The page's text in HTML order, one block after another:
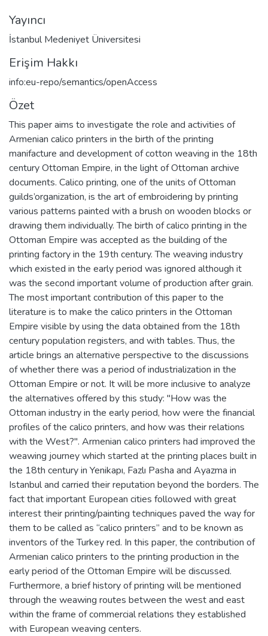
Yayıncı
İstanbul Medeniyet Üniversitesi
Erişim Hakkı
info:eu-repo/semantics/openAccess
Özet
This paper aims to investigate the role and activities of
Armenian calico printers in the birth of the printing
manifacture and development of cotton weaving in the 18th
century Ottoman Empire, in the light of Ottoman archive
documents. Calico printing, one of the units of Ottoman
guilds’organization, is the art of embroidering by printing
various patterns painted with a brush on wooden blocks or
drawing them individually. The birth of calico printing in the
Ottoman Empire was accepted as the building of the
printing factory in the 19th century. The weaving industry
which existed in the early period was ignored although it
was the second important volume of production after grain.
The most important contribution of this paper to the
literature is to make the calico printers in the Ottoman
Empire visible by using the data obtained from the 18th
century population registers, and with tables. Thus, the
article brings an alternative perspective to the discussions
of whether there was a period of industrialization in the
Ottoman Empire or not. It will be more inclusive to analyze
the alternatives offered by this study: "How was the
Ottoman industry in the early period, how were the financial
profiles of the calico printers, and how was their relations
with the West?". Armenian calico printers had improved the
weawing journey which started at the printing places built in
the 18th century in Yenikapı, Fazlı Pasha and Ayazma in
Istanbul and carried their reputation beyond the borders. The
fact that important European cities followed with great
interest their printing/painting techniques paved the way for
them to be called as “calico printers” and to be known as
inventors of the Turkey red. In this paper, the contribution of
Armenian calico printers to the printing production in the
early period of the Ottoman Empire will be discussed.
Furthermore, a brief history of printing will be mentioned
through the weawing routes between the west and east
within the frame of commercial relations they established
with European weaving centers.